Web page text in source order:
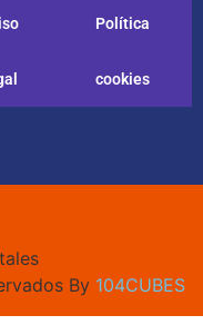
Política
cookies
By 104CUBES